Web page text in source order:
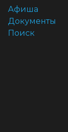
Афиша
Документы
Поиск